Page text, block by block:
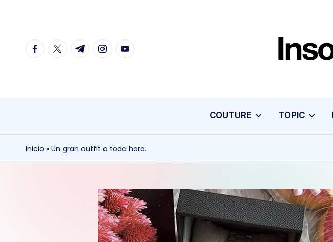
contenido
facebook.com
twitter.com
t.me instagram.com
youtube.com
COUTURE TOPIC
Inicio » Un gran outfit a toda hora.